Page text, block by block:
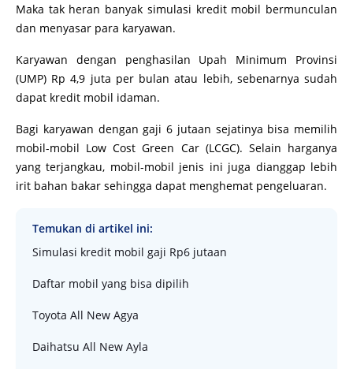
Maka tak heran banyak simulasi kredit mobil bermunculan
dan menyasar para karyawan.
Karyawan dengan penghasilan Upah Minimum Provinsi
(UMP) Rp 4,9 juta per bulan atau lebih, sebenarnya sudah
dapat kredit mobil idaman.
Bagi karyawan dengan gaji 6 jutaan sejatinya bisa memilih
mobil-mobil Low Cost Green Car (LCGC). Selain harganya
yang terjangkau, mobil-mobil jenis ini juga dianggap lebih
irit bahan bakar sehingga dapat menghemat pengeluaran.
Temukan di artikel ini:
Simulasi kredit mobil gaji Rp6 jutaan
Daftar mobil yang bisa dipilih
Toyota All New Agya
Daihatsu All New Ayla